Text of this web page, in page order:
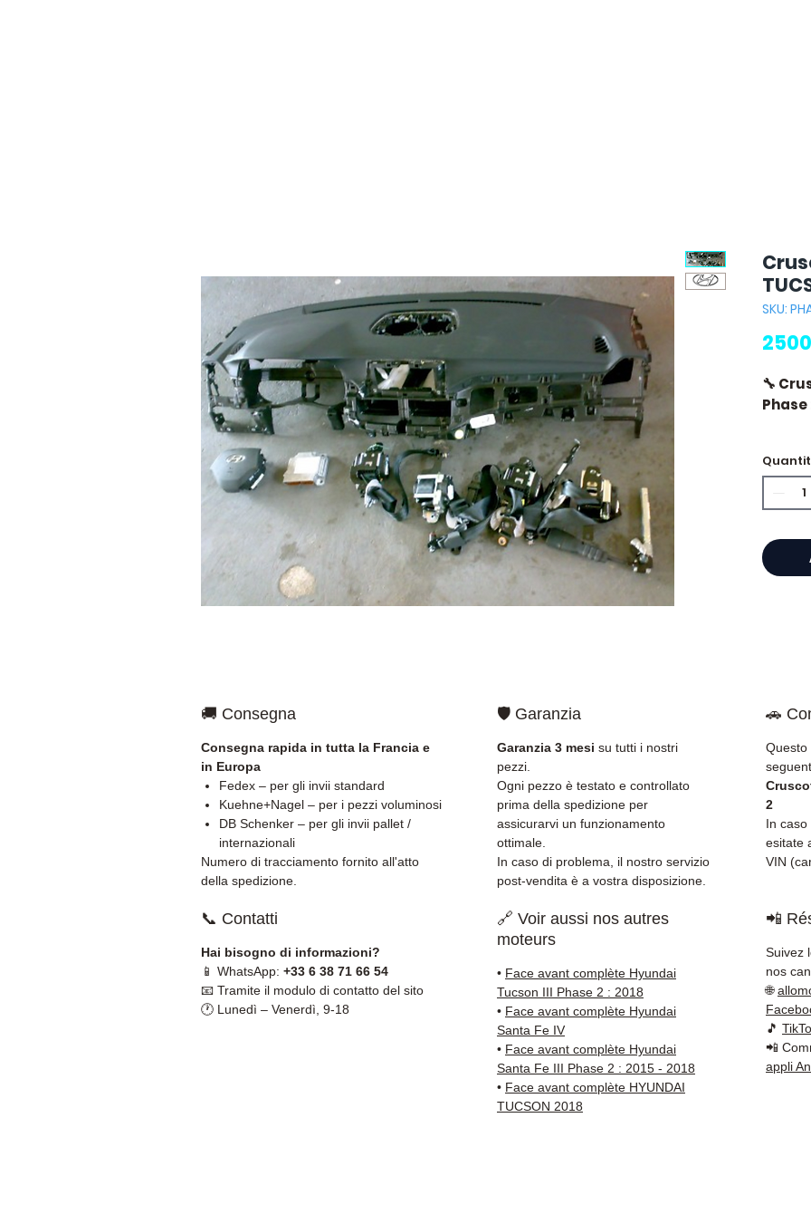
SKU:
🔧
Phase
⭐
della
✅
✅
✅
📞Hai
🚚 Consegna
Consegna rapida in tutta la Francia e
in Europa
Fedex – per gli invii standard
Kuehne+Nagel – per i pezzi voluminosi
DB Schenker – per gli invii pallet /
internazionali
Numero di tracciamento fornito all'atto
della spedizione.
🛡️ Garanzia
Garanzia 3 mesi su tutti i nostri
pezzi.
Ogni pezzo è testato e controllato
prima della spedizione per
assicurarvi un funzionamento
ottimale.
In caso di problema, il nostro servizio
post-vendita è a vostra disposizione.
🚗
Questo
2
In caso
esitate
VIN
📞 Contatti
Hai bisogno di informazioni?
📱 WhatsApp: +33 6 38 71 66 54
📧 Tramite il modulo di contatto del sito
🕐 Lunedì – Venerdì, 9-18
🔗 Voir aussi nos autres
moteurs
• Face avant complète Hyundai
Tucson III Phase 2 : 2018
• Face avant complète Hyundai
Santa Fe IV
• Face avant complète Hyundai
Santa Fe III Phase 2 : 2015 - 2018
• Face avant complète HYUNDAI
TUCSON 2018
📲
Suivez
nos
🌐
🎵
📲
appli